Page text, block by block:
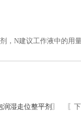
，N建议工作液中的用
润湿走位整平剂 〗 〖下